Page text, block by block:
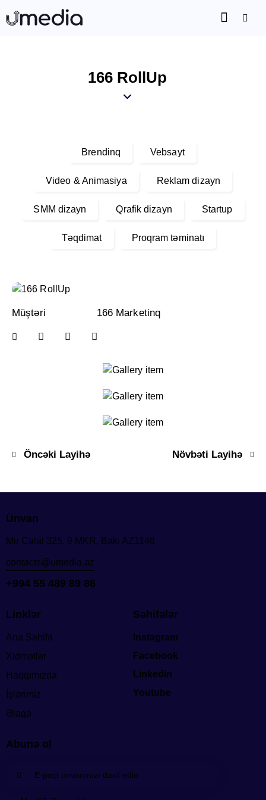
166 RollUp
Brendinq Vebsayt
Video & Animasiya Reklam dizayn
SMM dizayn Qrafik dizayn Startup
Təqdimat Proqram təminatı
Müştəri 166 Marketinq
Öncəki Layihə Növbəti Layihə
Ünvan
Mir Cəlal 325, 9 MKR, Bakı AZ1148
contacts@umedia.az
+994 55 489 89 86
Linklər
Ana Səhifə
Xidmətlər
Haqqımızda
İşlərimiz
Əlaqə
Səhifələr
Instagram
Facebook
Linkedin
Youtube
Abunə ol